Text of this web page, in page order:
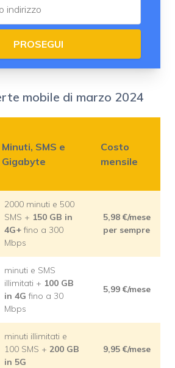
PROSEGUI
mobile di marzo 2024
Minuti, SMS e
Gigabyte
Costo
mensile
2000 minuti e 500
SMS + 150 GB in
4G+fino a 300
Mbps
5,98 €/mese
per sempre
minuti e SMS
illimitati + 100 GB
in 4G fino a 30
Mbps
5,99€/mese
minuti illimitati e
100 SMS + 200 GB
in 5G
9,95 €/mese